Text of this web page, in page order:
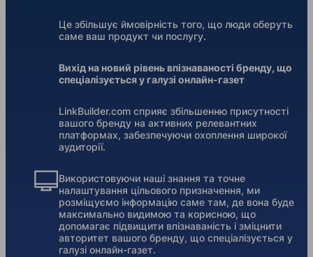
Це збільшує ймовірність того, що люди оберуть
саме ваш продукт чи послугу.
Вихід на новий рівень впізнаваності бренду, що
спеціалізується у галузі онлайн-газет
LinkBuilder.com сприяє збільшенню присутності
вашого бренду на активних релевантних
платформах, забезпечуючи охоплення широкої
аудиторії.
Використовуючи наші знання та точне
налаштування цільового призначення, ми
розміщуємо інформацію саме там, де вона буде
максимально видимою та корисною, що
допомагає підвищити впізнаваність і зміцнити
авторитет вашого бренду, що спеціалізується у
галузі онлайн-газет.